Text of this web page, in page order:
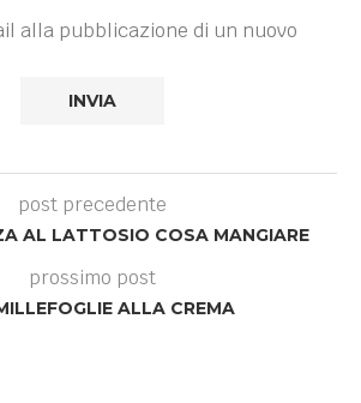
alla pubblicazione di un nuovo
post precedente
AL LATTOSIO COSA MANGIARE
prossimo post
ALLA CREMA